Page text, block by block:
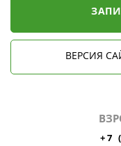
ВЕРСИЯ
+7